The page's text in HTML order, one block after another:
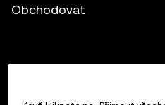
Obchodovat